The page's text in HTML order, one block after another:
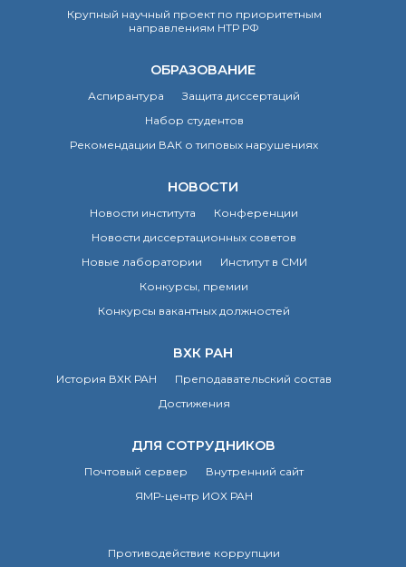
Крупный научный проект по приоритетным
направлениям НТР РФ
ОБРАЗОВАНИЕ
Аспирантура
Защита диссертаций
Набор студентов
Рекомендации ВАК о типовых нарушениях
НОВОСТИ
Новости института
Конференции
Новости диссертационных советов
Новые лаборатории
Институт в СМИ
Конкурсы, премии
Конкурсы вакантных должностей
ВХК РАН
История ВХК РАН
Преподавательский состав
Достижения
ДЛЯ СОТРУДНИКОВ
Почтовый сервер
Внутренний сайт
ЯМР-центр ИОХ РАН
Противодействие коррупции